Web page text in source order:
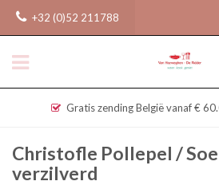
+32 (0)52 211788
Gratis zending België vanaf €
Christofle Pollepel /
verzilverd